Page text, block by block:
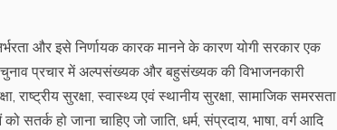
और इसे निर्णायक कारक मानने के कारण योगी सरकार एक
प्रचार में अल्पसंख्यक और बहुसंख्यक की विभाजनकारी
राष्ट्रीय सुरक्षा, स्वास्थ्य एवं स्थानीय सुरक्षा, सामाजिक समरसता
हो जाना चाहिए जो जाति, धर्म, संप्रदाय, भाषा, वर्ग आदि